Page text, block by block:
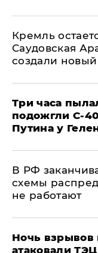
​Кремль
Саудовская
создали
Три часа
подожгли С-
Путина у
​В РФ
схемы
не работают
​Ночь взрывов
атаковали